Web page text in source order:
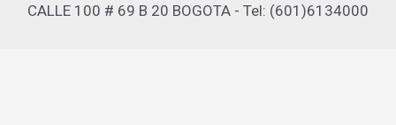
CALLE 100 # 69 B 20 BOGOTA - Tel: (601)6134000